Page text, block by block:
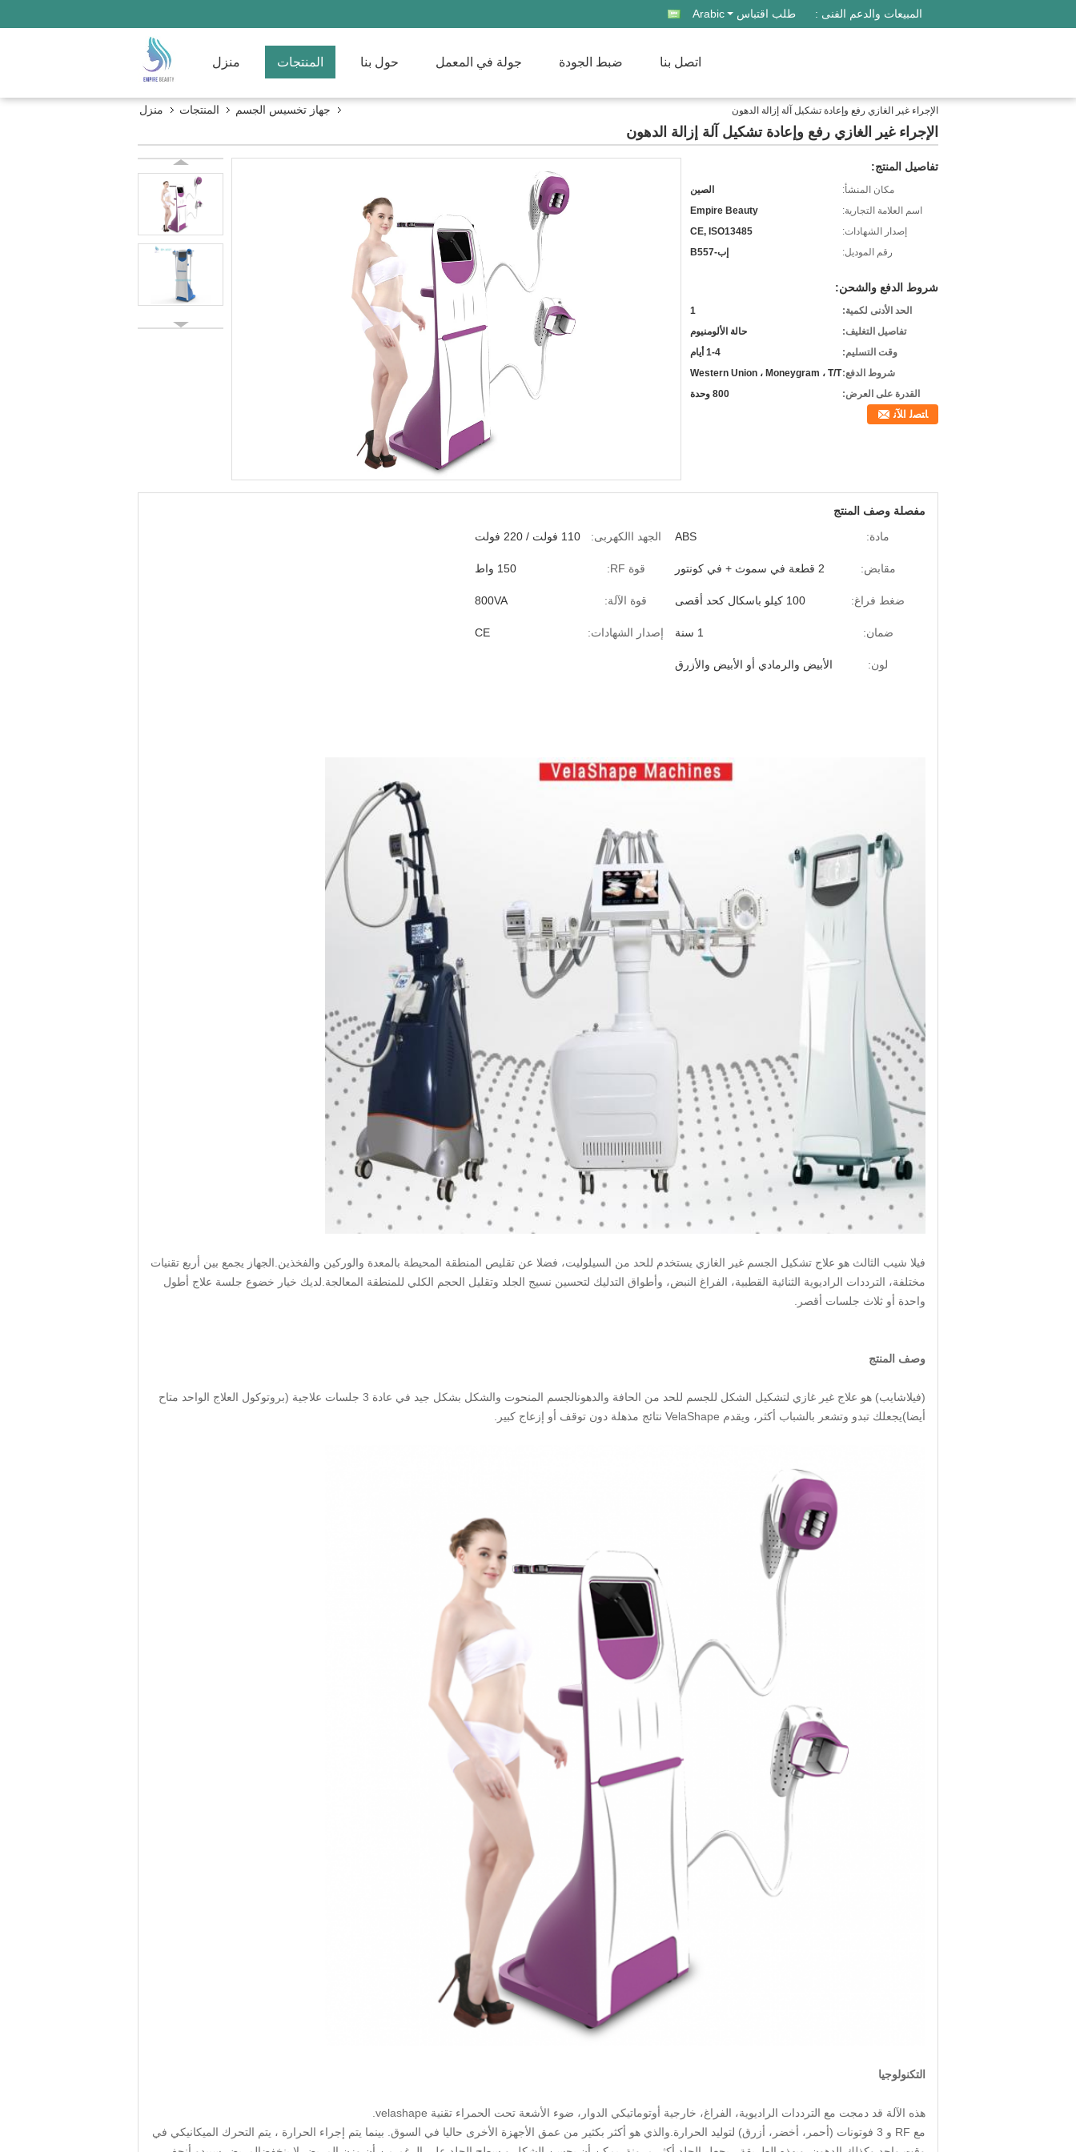
المبيعات والدعم الفنى : طلب اقتباس Arabic
منزل المنتجات حول بنا جولة في المعمل ضبط الجودة اتصل بنا
منزل المنتجات جهاز تخسيس الجسم الإجراء غير الغازي رفع وإعادة تشكيل آلة إزالة الدهون
الإجراء غير الغازي رفع وإعادة تشكيل آلة إزالة الدهون
تفاصيل المنتج:
مكان المنشأ:
الصين
اسم العلامة التجارية:
Empire Beauty
إصدار الشهادات:
CE, ISO13485
رقم الموديل:
إب-B557
شروط الدفع والشحن:
الحد الأدنى لكمية:
1
تفاصيل التغليف:
حالة الألومنيوم
وقت التسليم:
1-4 أيام
شروط الدفع:Western Union ، Moneygram ، T/T
القدرة على العرض:
800 وحدة
ﺎﺘﺼﻟ ﺍﻶﻧ
مفصلة وصف المنتج
مادة:
ABS الجهد االكهربى: 110 فولت / 220 فولت
مقابض: 2 قطعة في سموث + في كونتور قوة RF: 150 واط
ضغط فراغ: 100 كيلو باسكال كحد أقصى قوة الآلة: 800VA
ضمان: 1 سنة إصدار الشهادات: CE
لون: الأبيض والرمادي أو الأبيض والأزرق
فيلا شيب الثالث هو علاج تشكيل الجسم غير الغازي يستخدم للحد من السيلوليت، فضلا عن تقليص المنطقة المحيطة بالمعدة والوركين والفخذين.الجهاز يجمع بين أربع تقنيات
مختلفة، الترددات الراديوية الثنائية القطبية، الفراغ النبض، وأطواق التدليك لتحسين نسيج الجلد وتقليل الحجم الكلي للمنطقة المعالجة.لديك خيار خضوع جلسة علاج أطول
واحدة أو ثلاث جلسات أقصر.
وصف المنتج
(فيلاشايب) هو علاج غير غازي لتشكيل الشكل للجسم للحد من الحافة والدهونالجسم المنحوت والشكل بشكل جيد في عادة 3 جلسات علاجية (بروتوكول العلاج الواحد متاح
أيضا)يجعلك تبدو وتشعر بالشباب أكثر، ويقدم VelaShape نتائج مذهلة دون توقف أو إزعاج كبير.
التكنولوجيا
هذه الآلة قد دمجت مع الترددات الراديوية، الفراغ، خارجية أوتوماتيكي الدوار، ضوء الأشعة تحت الحمراء تقنية velashape.
مع RF و 3 فوتونات (أحمر، أخضر، أزرق) لتوليد الحرارة.والذي هو أكثر بكثير من عمق الأجهزة الأخرى حاليا في السوق. بينما يتم إجراء الحرارة ، يتم التحرك الميكانيكي في